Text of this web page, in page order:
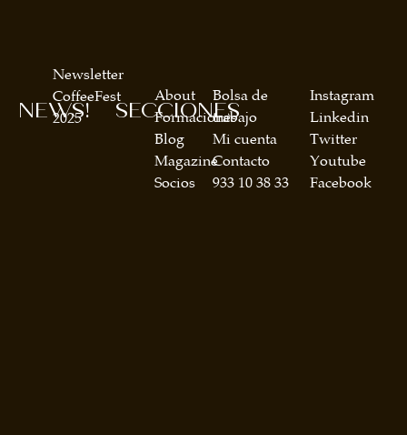
SECCIONES
About
Formaciones
Blog
Magazine
Socios
Bolsa de
trabajo
Mi cuenta
Contacto
933 10 38 33
NEWS!
Newsletter
CoffeeFest
2025
Instagram
Linkedin
Twitter
Youtube
Facebook